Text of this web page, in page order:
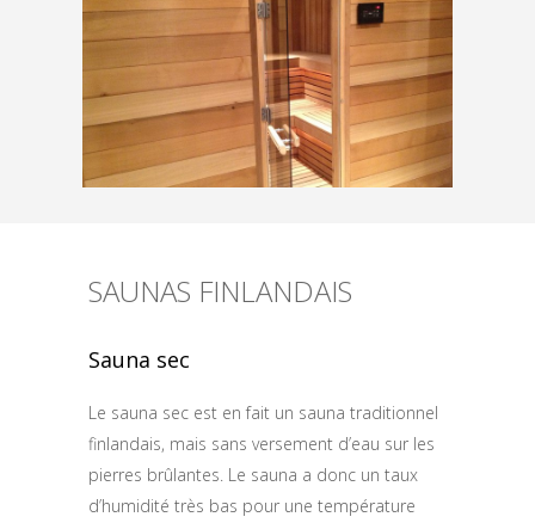
SAUNAS FINLANDAIS
Sauna sec
Le sauna sec est en fait un sauna traditionnel
finlandais, mais sans versement d’eau sur les
pierres brûlantes. Le sauna a donc un taux
d’humidité très bas pour une température